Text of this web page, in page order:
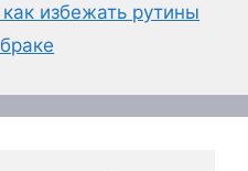
избежать рутины